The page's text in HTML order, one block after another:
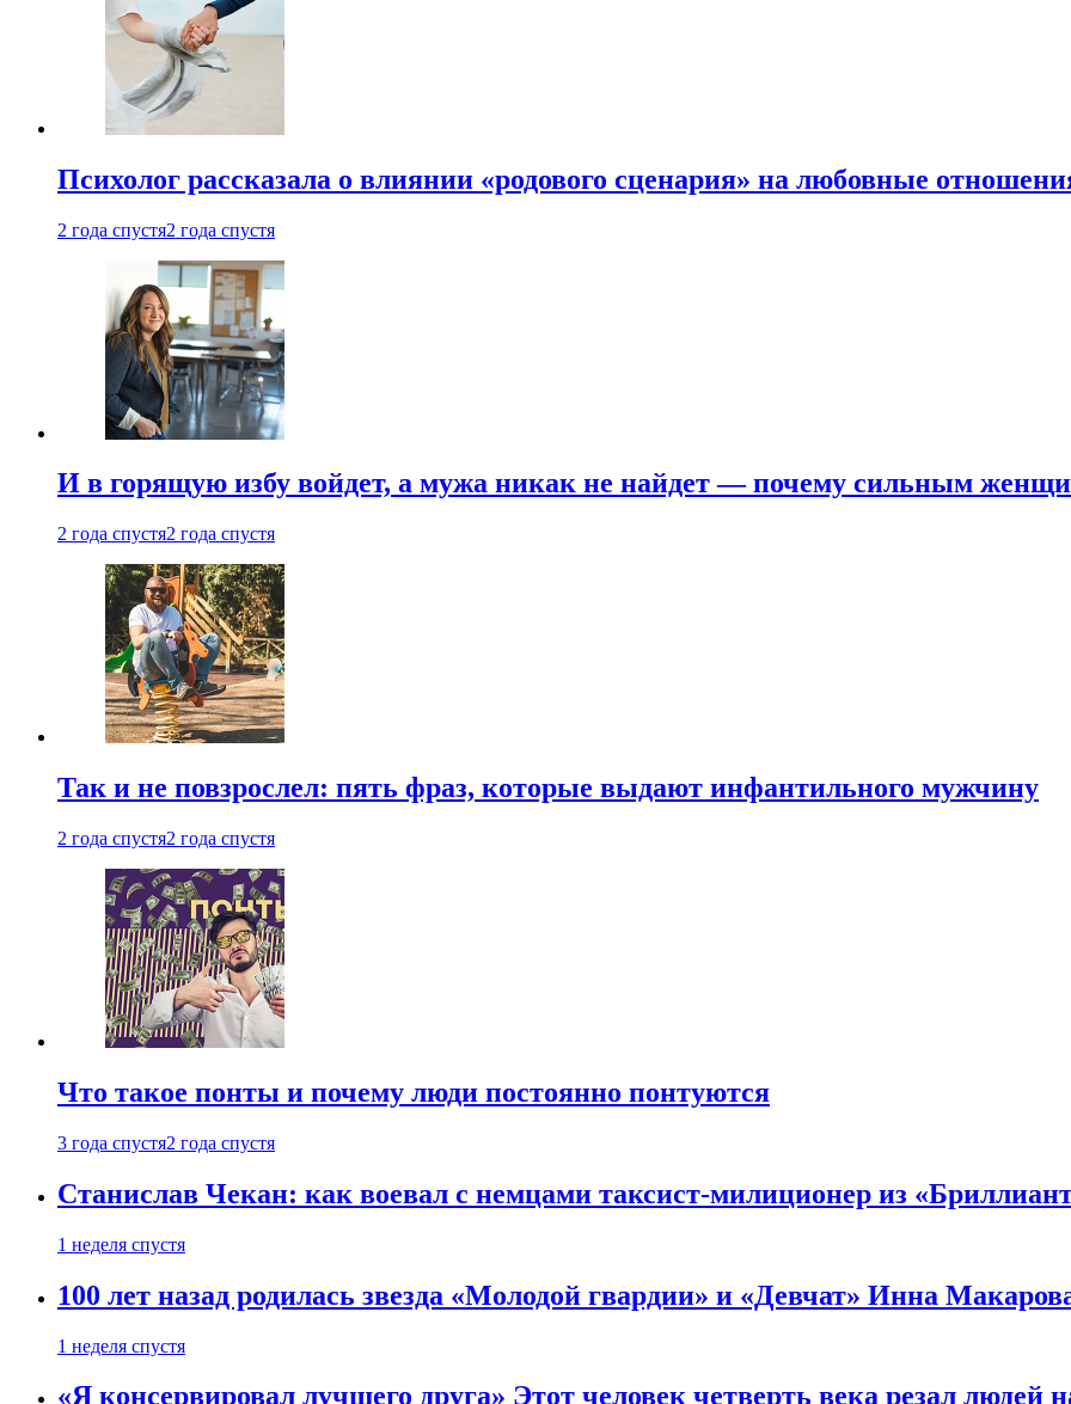
Психолог рассказала о влиянии «родового сценария» на любовные
2 года спустя2 года спустя
И в горящую избу войдет, а мужа никак не найдет — почему сильным
2 года спустя2 года спустя
Так и не повзрослел: пять фраз, которые выдают инфантильного мужчину
2 года спустя2 года спустя
Что такое понты и почему люди постоянно понтуются
3 года спустя2 года спустя
Станислав Чекан: как воевал с немцами таксист-милиционер из
1 неделя спустя
100 лет назад родилась звезда «Молодой гвардии» и «Девчат» Инна
1 неделя спустя
«Я консервировал лучшего друга» Этот человек четверть века резал людей